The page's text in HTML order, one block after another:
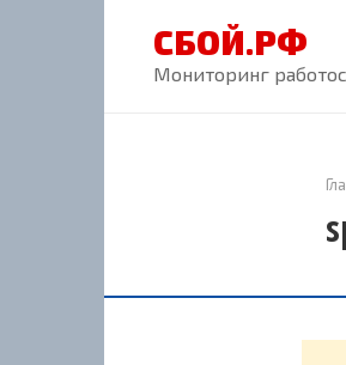
СБОЙ.РФ
Мониторинг